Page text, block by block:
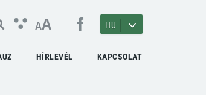
AA HU
HÍRLEVÉL KAPCSOLAT